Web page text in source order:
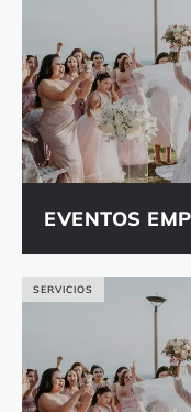
EVENTOS
SERVICIOS